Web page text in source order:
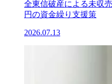
全東信破産による未収
円の資金繰り支援策
2026.07.13